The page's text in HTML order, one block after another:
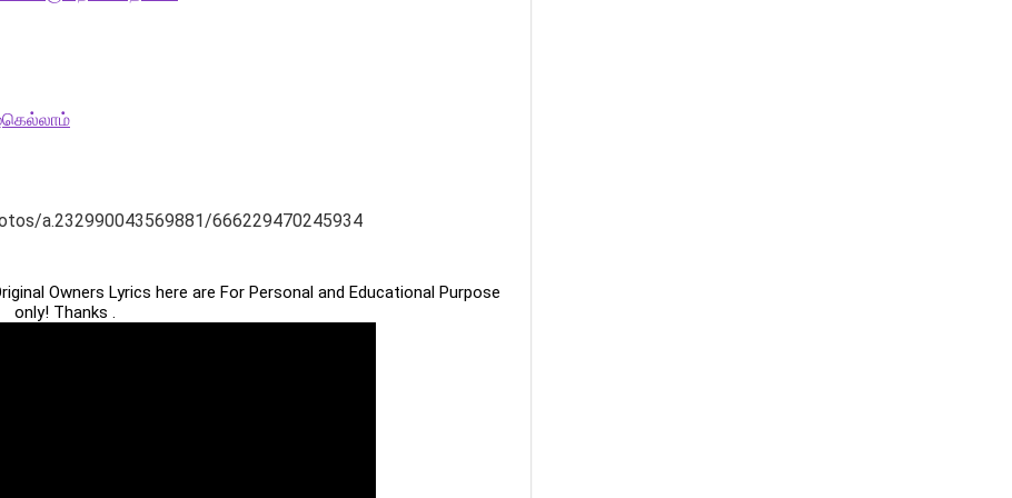
a.232990043569881/666229470245934
Owners Lyrics here are For Personal and Educational Purpose
only! Thanks .